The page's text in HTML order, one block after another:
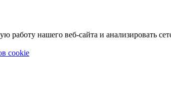
нашего веб-сайта и анализировать
cookie